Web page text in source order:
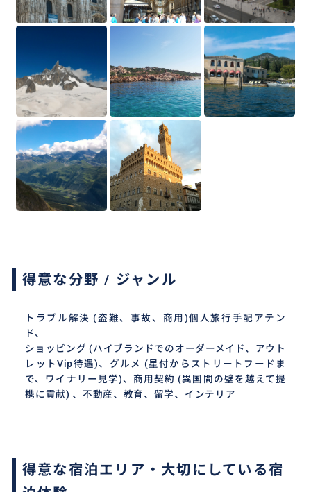
得意な分野 / ジャンル
トラブル解決 (盗難、事故、商用)個人旅行手配アテン
ド、
ショッピング (ハイブランドでのオーダーメイド、アウト
レットVip待遇)、グルメ (星付からストリートフードま
で、ワイナリー見学)、商用契約 (異国間の壁を越えて提
携に貢献) 、不動産、教育、留学、インテリア
得意な宿泊エリア・大切にしている宿